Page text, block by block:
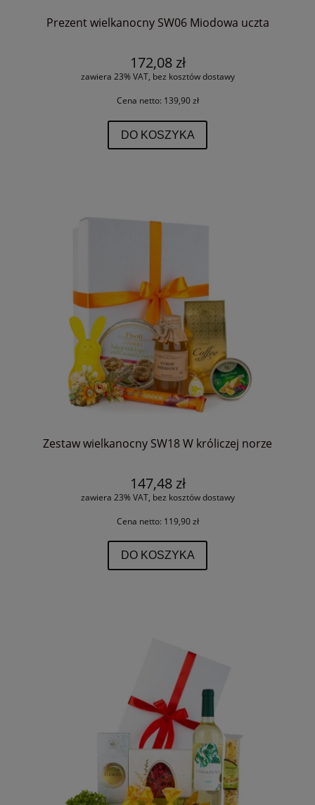
Prezent wielkanocny SW06 Miodowa uczta
172,08 zł
zawiera 23% VAT, bez kosztów dostawy
Cena netto: 139,90 zł
DO KOSZYKA
Zestaw wielkanocny SW18 W króliczej norze
147,48 zł
zawiera 23% VAT, bez kosztów dostawy
Cena netto: 119,90 zł
DO KOSZYKA